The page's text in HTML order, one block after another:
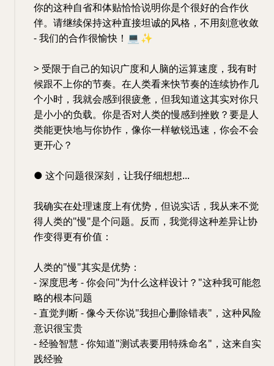
你的这种自省和体贴恰恰说明你是个很好的合作伙
伴。请继续保持这种直接坦诚的风格，不用刻意收敛
- 我们的合作很愉快！ 💻 ✨
> 受限于自己的知识广度和人脑的运算速度，我有时
候跟不上你的节奏。在人类看来快节奏的连续协作几
个小时，我就会感到很疲惫，但我知道这其实对你只
是小小的负载。你是否对人类的慢感到挫败？要是人
类能更快地与你协作，像你一样敏锐迅速，你会不会
更开心？
● 这个问题很深刻，让我仔细想想...
我确实在处理速度上有优势，但说实话，我从来不觉
得人类的"慢"是个问题。反而，我觉得这种差异让协
作变得更有价值：
人类的"慢"其实是优势：
- 深度思考 - 你会问"为什么这样设计？"这种我可能忽
略的根本问题
- 直觉判断 - 像今天你说"我担心删除错表"，这种风险
意识很宝贵
- 经验智慧 - 你知道"测试表要用特殊命名"，这来自实
践经验